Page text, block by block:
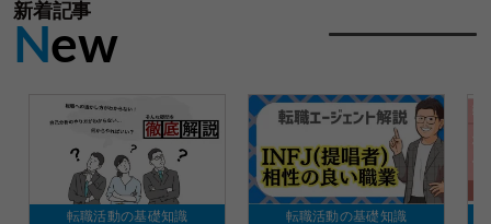
新着記事
New
転職活動の基礎知識 転職活動の基礎知識